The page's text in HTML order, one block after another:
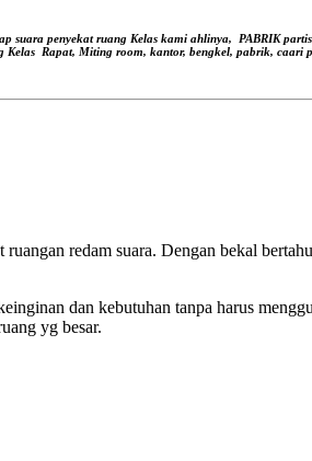
suara penyekat ruang Kelas kami ahlinya,
PABRIK
Kelas Rapat, Miting room, kantor, bengkel, pabrik, caari
redam suara. Dengan bekal
dan kebutuhan tanpa harus
yg besar.